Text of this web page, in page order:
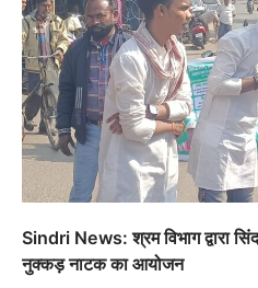
Sindri News: श्रम विभाग द्वारा
नुक्कड़ नाटक का आयोजन